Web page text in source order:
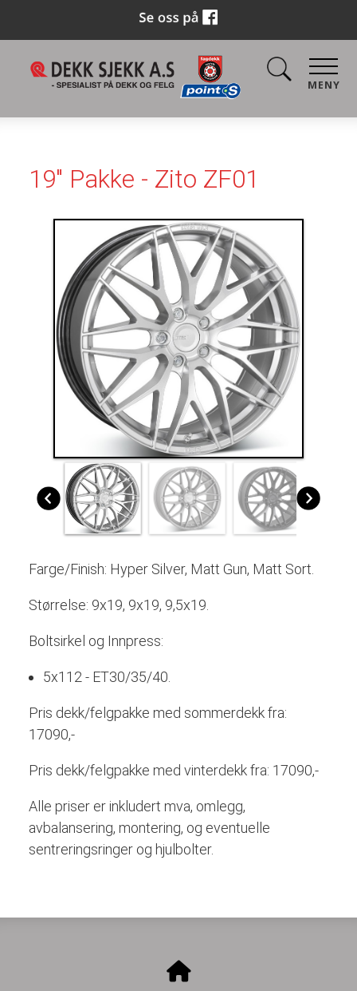
MENY
19" Pakke - Zito ZF01
Farge/Finish: Hyper Silver, Matt Gun, Matt Sort.
Størrelse: 9x19, 9x19, 9,5x19.
Boltsirkel og Innpress:
5x112 - ET30/35/40.
Pris dekk/felgpakke med sommerdekk fra:
17090,-
Pris dekk/felgpakke med vinterdekk fra: 17090,-
Alle priser er inkludert mva, omlegg,
avbalansering, montering, og eventuelle
sentreringsringer og hjulbolter.